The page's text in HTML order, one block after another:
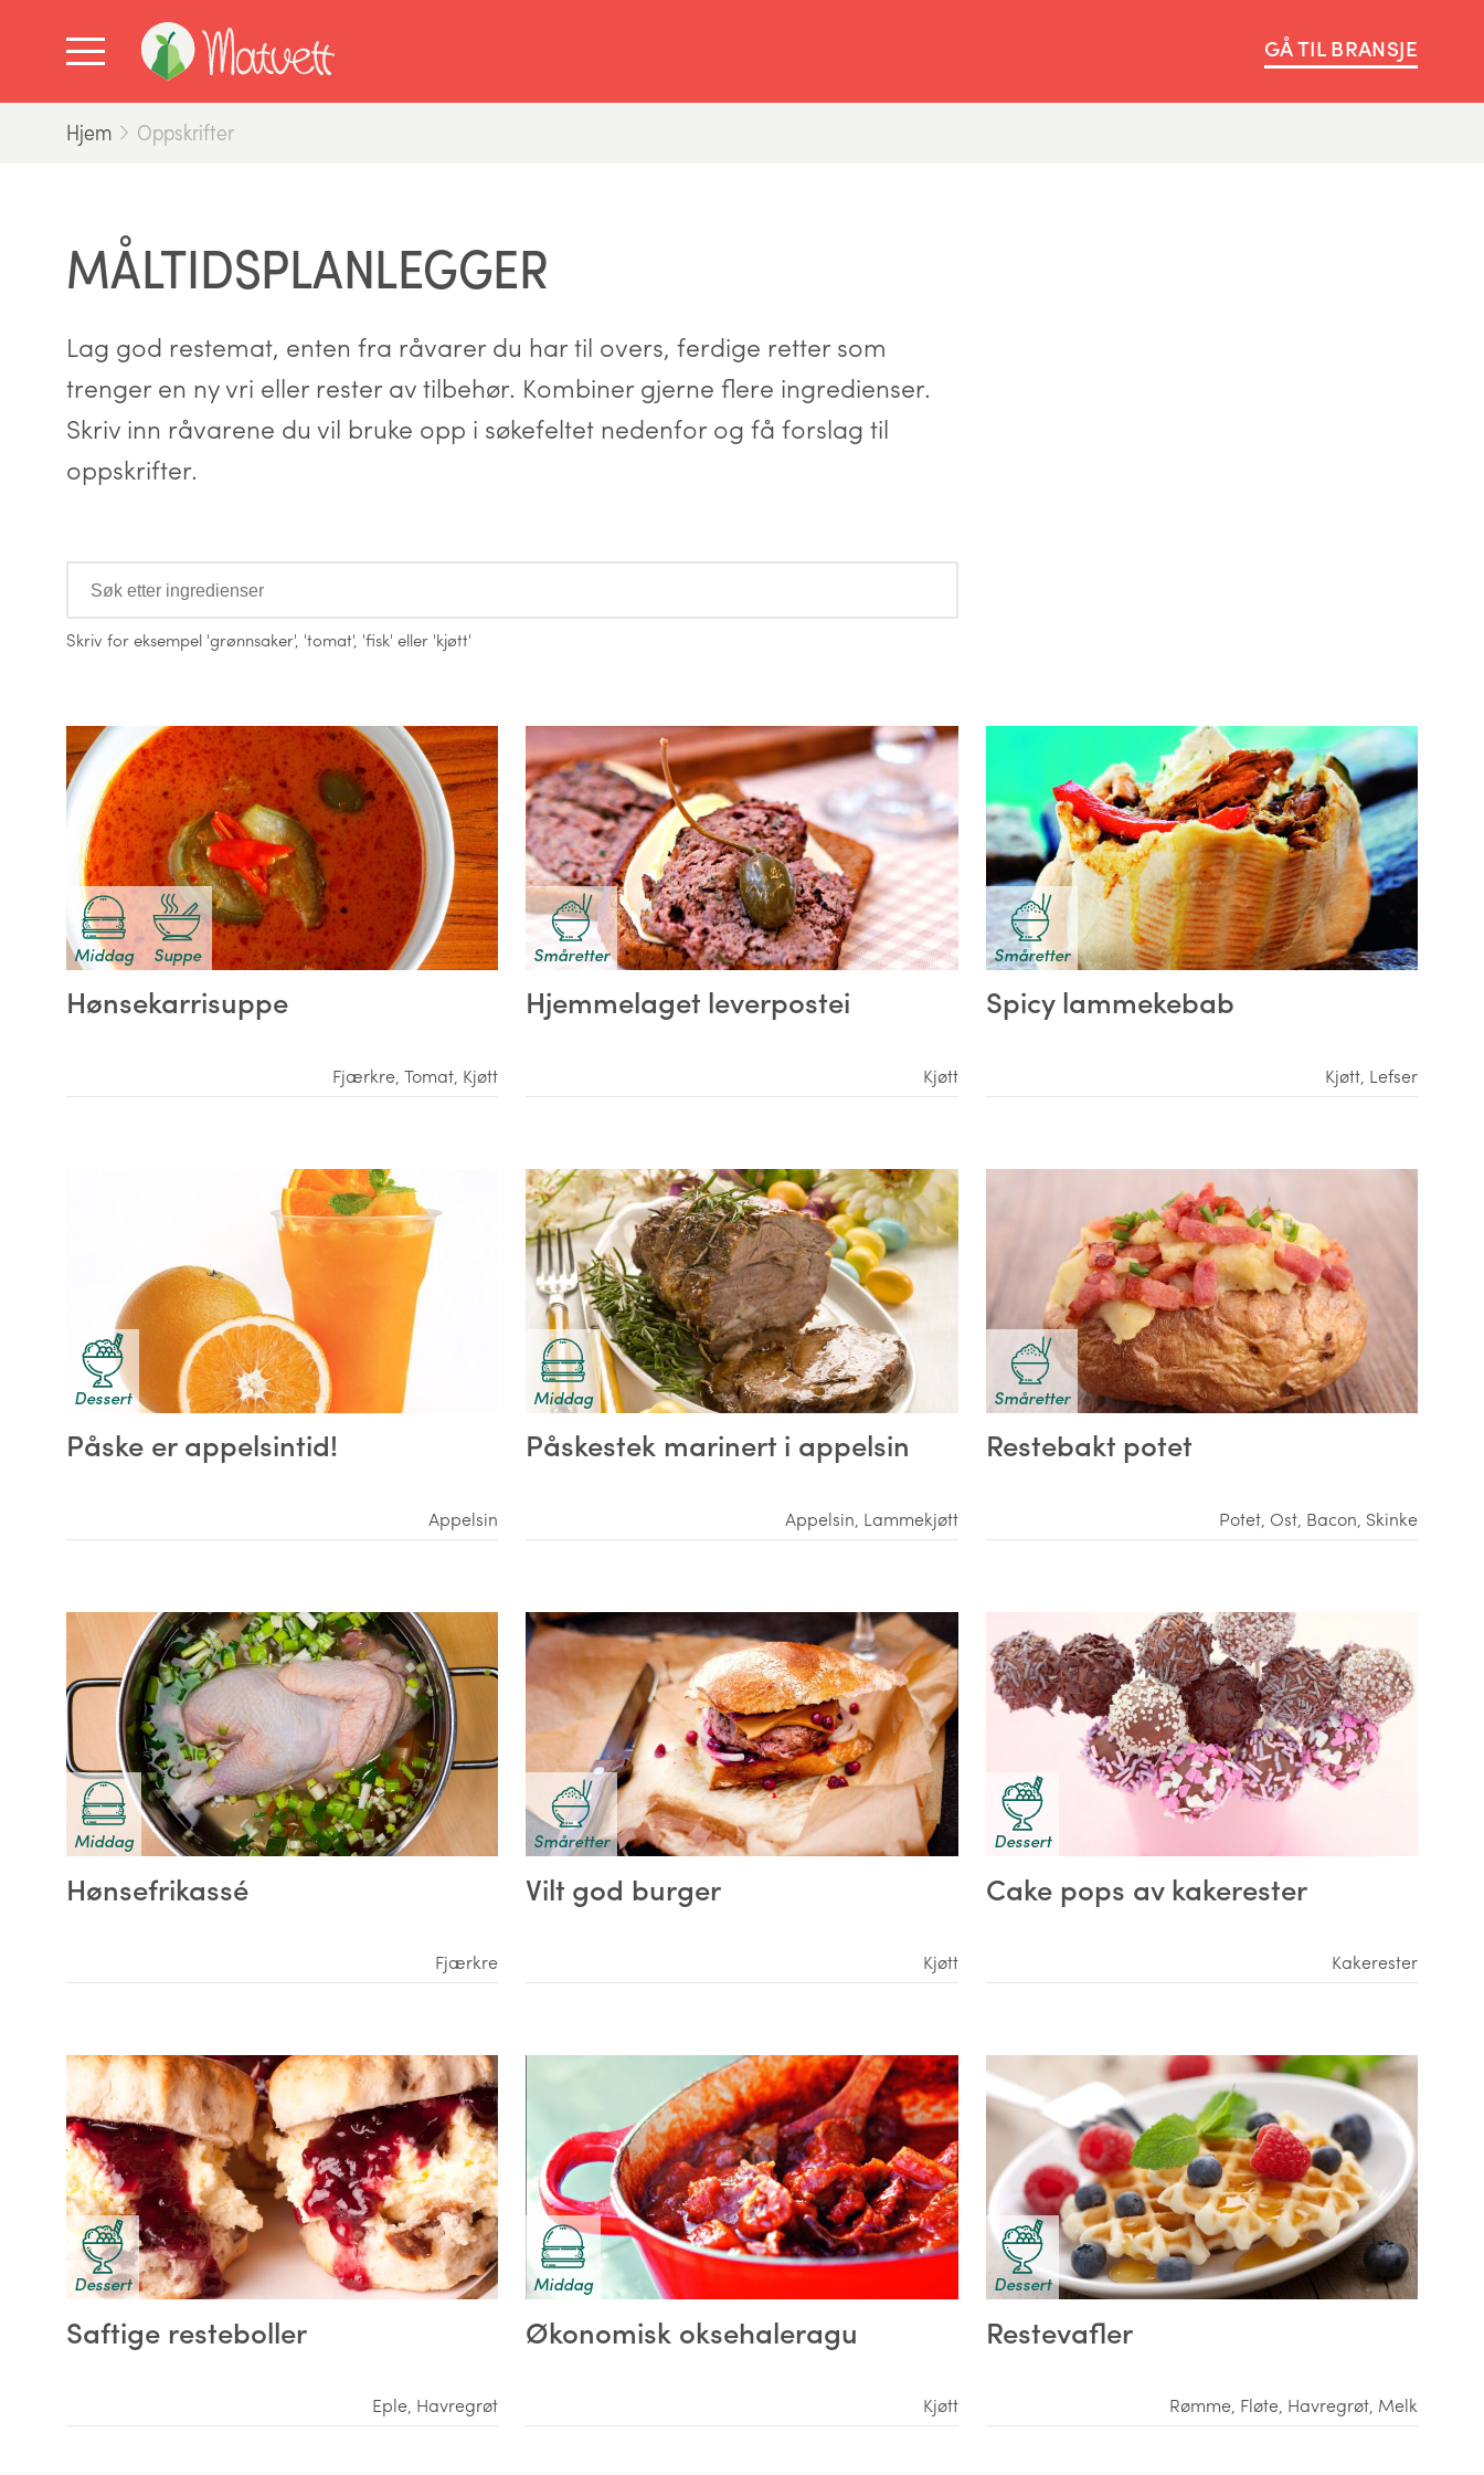
GÅ TIL BRANSJE
Hjem Oppskrifter
MÅLTIDSPLANLEGGER
Lag god restemat, enten fra råvarer du har til overs, ferdige retter som
trenger en ny vri eller rester av tilbehør. Kombiner gjerne flere ingredienser.
Skriv inn råvarene du vil bruke opp i søkefeltet nedenfor og få forslag til
oppskrifter.
Ingredienser
Skriv for eksempel 'grønnsaker', 'tomat', 'fisk' eller 'kjøtt'
Oppskrifter
Middag Suppe
Hønsekarrisuppe
Fjærkre,Tomat, Kjøtt
Småretter
Hjemmelaget leverpostei
Kjøtt
Småretter
Spicy lammekebab
Kjøtt, Lefser
Dessert
Påske er appelsintid!
Appelsin
Middag
Påskestek marinert i appelsin
Appelsin, Lammekjøtt
Småretter
Restebakt potet
Potet, Ost, Bacon, Skinke
Middag
Hønsefrikassé
Fjærkre
Småretter
Vilt god burger
Kjøtt
Dessert
Cake pops av kakerester
Kakerester
Dessert
Saftige resteboller
Eple, Havregrøt
Middag
Økonomisk oksehaleragu
Kjøtt
Dessert
Restevafler
Rømme, Fløte, Havregrøt, Melk